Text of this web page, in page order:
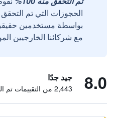
الحجوزات التي تم
مع شركائنا الخارجيين
8.0 جيد جدًا
2,443 من التقييمات تم التحقق منها